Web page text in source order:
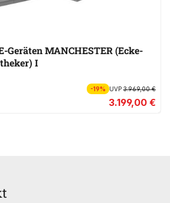
Geräten MANCHESTER (Ecke-
I
-19% UVP3.969,00 €
3.199,00 €